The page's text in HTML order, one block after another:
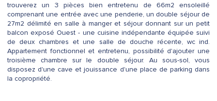
trouverez un 3 pièces bien entretenu de 66m2 ensoleillé
comprenant une entrée avec une penderie, un double séjour de
27m2 délimité en salle à manger et séjour donnant sur un petit
balcon exposé Ouest - une cuisine indépendante équipée suivi
de deux chambres et une salle de douche récente, wc ind.
Appartement fonctionnel et entretenu, possibilité d'ajouter une
troisième chambre sur le double séjour. Au sous-sol, vous
disposez d'une cave et jouissance d'une place de parking dans
la copropriété.